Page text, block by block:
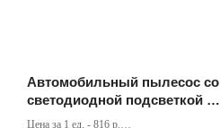
Автомобильный пылесос со
светодиодной подсветкой 12
В Вт
Цена за 1 ед. - 816 р.